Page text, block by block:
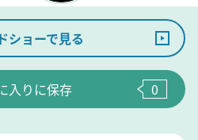
ショーで見る
入りに保存 0